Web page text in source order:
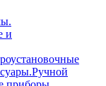
и
Ручной